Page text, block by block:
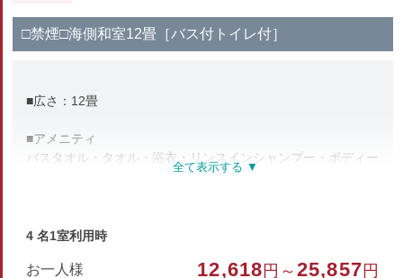
□禁煙□海側和室12畳［バス付トイレ付］
■広さ：12畳
■アメニティ
バスタオル・タオル・浴衣・リンスインシャンプー・ボディー
■設備
パスワードはフロントにてご確認ください
4 名1室利用時
お一人様 12,618 円～25,857 円